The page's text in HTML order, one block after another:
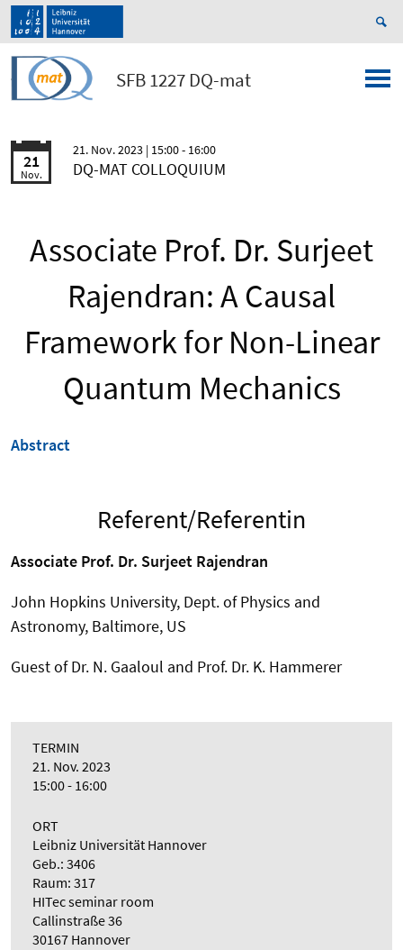
SFB 1227 DQ-mat
21
Nov.
21. Nov. 2023 | 15:00 - 16:00
DQ-MAT COLLOQUIUM
Associate Prof. Dr. Surjeet
Rajendran: A Causal
Framework for Non-Linear
Quantum Mechanics
Abstract
Referent/Referentin
Associate Prof. Dr. Surjeet Rajendran
John Hopkins University, Dept. of Physics and
Astronomy, Baltimore, US
Guest of Dr. N. Gaaloul and Prof. Dr. K. Hammerer
TERMIN
21. Nov. 2023
15:00 - 16:00
ORT
Leibniz Universität Hannover
Geb.: 3406
Raum: 317
HITec seminar room
Callinstraße 36
30167 Hannover